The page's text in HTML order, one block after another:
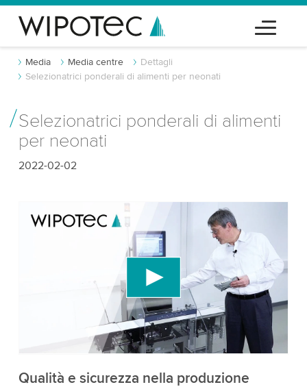
Media Media centre
Dettagli
Selezionatrici ponderali di alimenti per neonati
Selezionatrici ponderali di alimenti
per neonati
2022-02-02
Abbiamo bisogno del tuo consenso per
caricare il servizio video di YouTube!
Utilizziamo un servizio di terze parti per
incorporare contenuti video che potrebbe
raccogliere dati sulla tua attività. Per favore, rivedi
i dettagli e accetta il servizio per guardare questo
Qualità e sicurezza nella produzione